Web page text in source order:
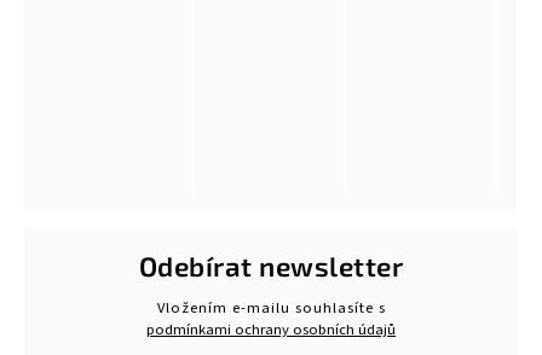
Odebírat newsletter
Vložením e-mailu souhlasíte s
podmínkami ochrany osobních údajů